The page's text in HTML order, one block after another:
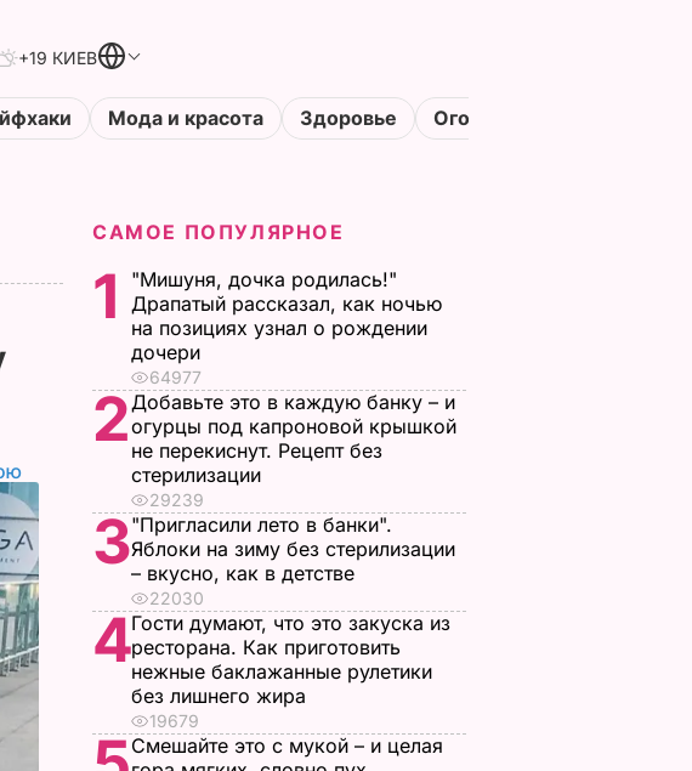
+19 КИЕВ
Мода и красота Здоровье Огороды
САМОЕ ПОПУЛЯРНОЕ
1
"Мишуня, дочка родилась!"
Драпатый рассказал, как ночью
на позициях узнал о рождении
дочери
64977
2Добавьте это в каждую банку – и
огурцы под капроновой крышкой
не перекиснут. Рецепт без
стерилизации
29239
3"Пригласили лето в банки".
Яблоки на зиму без стерилизации
– вкусно, как в детстве
22030
4Гости думают, что это закуска из
ресторана. Как приготовить
нежные баклажанные рулетики
без лишнего жира
19679
Смешайте это с мукой – и целая